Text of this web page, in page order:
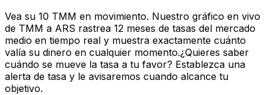
Vea su 10 TMM en movimiento. Nuestro gráfico en vivo
de TMM a ARS rastrea 12 meses de tasas del mercado
medio en tiempo real y muestra exactamente cuánto
valía su dinero en cualquier momento.¿Quieres saber
cuándo se mueve la tasa a tu favor? Establezca una
alerta de tasa y le avisaremos cuando alcance tu
objetivo.